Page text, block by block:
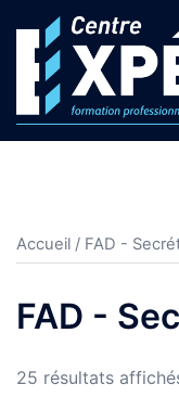
contenu
Accueil / FAD -
FAD -
25 résultats